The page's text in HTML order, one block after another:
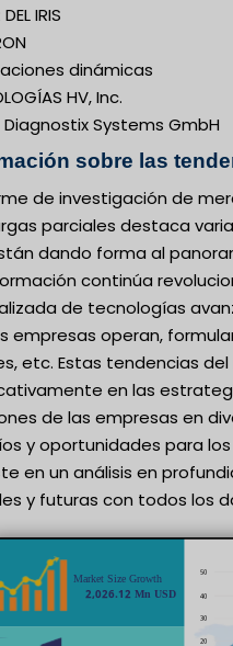
IRIS
dinámicas
HV, Inc.
Diagnostix Systems GmbH
sobre las
de investigación de
parciales destaca
dando forma al
continúa
de tecnologías
empresas operan,
etc. Estas tendencias
en las
de las empresas en
y oportunidades para
en un análisis en
y futuras con todos los